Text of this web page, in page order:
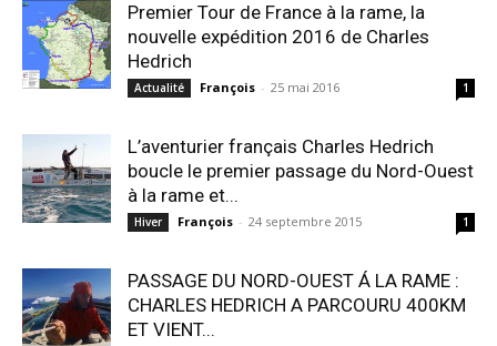
Premier Tour de France à la rame, la
nouvelle expédition 2016 de Charles
Hedrich
Actualité François - 25 mai 2016 1
L’aventurier français Charles Hedrich
boucle le premier passage du Nord-Ouest
à la rame et...
Hiver François - 24 septembre 2015 1
PASSAGE DU NORD-OUEST Á LA RAME :
CHARLES HEDRICH A PARCOURU 400KM
ET VIENT...